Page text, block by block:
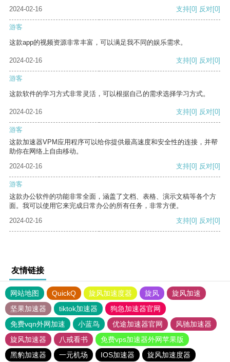
2024-02-16 支持[0] 反对[0]
游客
这款app的视频资源非常丰富，可以满足我不同的娱乐需求。
2024-02-16 支持[0] 反对[0]
游客
这款软件的学习方式非常灵活，可以根据自己的需求选择学习方式。
2024-02-16 支持[0] 反对[0]
游客
这款加速器VPM应用程序可以给你提供最高速度和安全性的连接，并帮
助你在网络上自由移动。
2024-02-16
支持[0] 反对[0]
游客
这款办公软件的功能非常全面，涵盖了文档、表格、演示文稿等各个方
面。我可以使用它来完成日常办公的所有任务，非常方便。
2024-02-16
支持[0] 反对[0]
友情链接
网站地图 QuickQ 旋风加速度器 旋风
旋风加速
坚果加速器
tiktok加速器
狗急加速器官网
免费vqn外网加速
小蓝鸟 优途加速器官网
风驰加速器
旋风加速器
八戒看书
免费vps加速器外网苹果版
黑豹加速器
一元机场 IOS加速器 旋风加速度器